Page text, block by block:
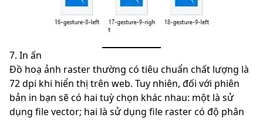
7. In ấn
Đồ hoạ ảnh raster thường có tiêu chuẩn chất lượng là
72 dpi khi hiển thị trên web. Tuy nhiên, đối với phiên
bản in bạn sẽ có hai tuỳ chọn khác nhau: một là sử
dụng file vector; hai là sử dụng file raster có độ phân